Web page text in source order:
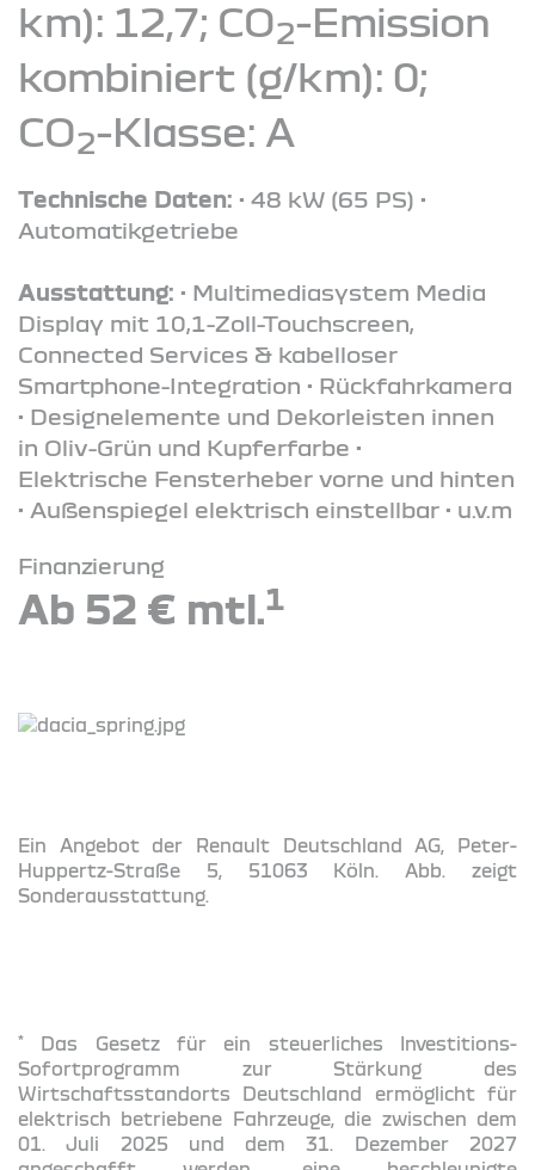
km): 12,7; CO2-Emission
kombiniert (g/km): 0;
CO2-Klasse: A
Technische Daten: • 48 kW (65 PS) •
Automatikgetriebe
Ausstattung: • Multimediasystem Media
Display mit 10,1-Zoll-Touchscreen,
Connected Services & kabelloser
Smartphone-Integration • Rückfahrkamera
• Designelemente und Dekorleisten innen
in Oliv-Grün und Kupferfarbe •
Elektrische Fensterheber vorne und hinten
• Außenspiegel elektrisch einstellbar • u.v.m
Finanzierung
Ab 52 € mtl.1
Ein Angebot der Renault Deutschland AG, Peter-
Huppertz-Straße 5, 51063 Köln. Abb. zeigt
Sonderausstattung.
*
Das Gesetz für ein steuerliches Investitions-
Sofortprogramm zur Stärkung des
Wirtschaftsstandorts Deutschland ermöglicht für
elektrisch betriebene Fahrzeuge, die zwischen dem
01. Juli 2025 und dem 31. Dezember 2027